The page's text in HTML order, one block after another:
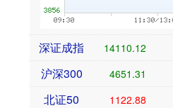
深证成指 14110.12
沪深300 4651.31
北证50 1122.88